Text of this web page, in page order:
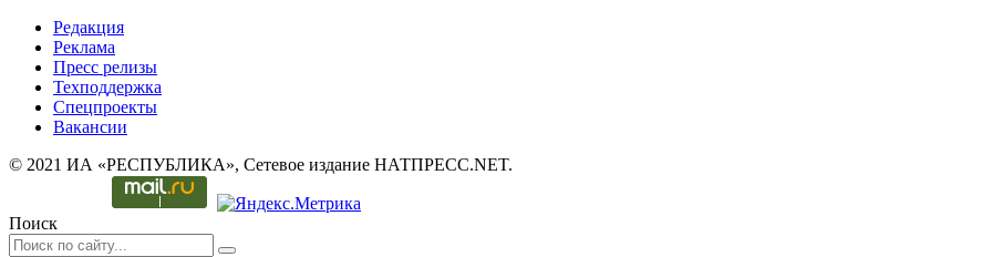
Редакция
Реклама
Пресс релизы
Техподдержка
Спецпроекты
Вакансии
© 2021 ИА «РЕСПУБЛИКА», Сетевое издание НАТПРЕСС.NET.
Поиск